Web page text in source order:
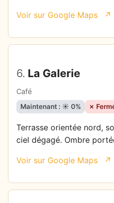
Voir sur Google Maps ↗
6. La Galerie
Café
Maintenant : ☀️ 0% ✗
Terrasse orientée nord,
ciel dégagé. Ombre
Voir sur Google Maps ↗